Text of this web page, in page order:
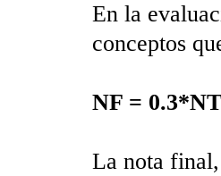
En la
conceptos
NF =
La nota final,